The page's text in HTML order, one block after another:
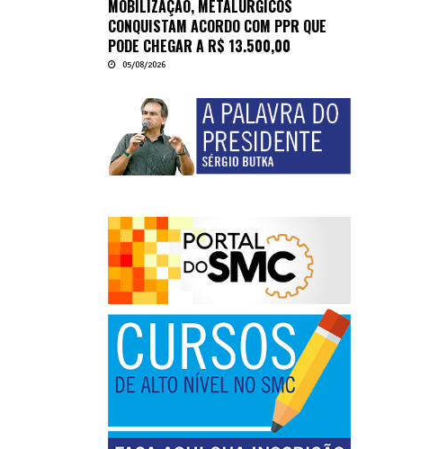
MOBILIZAÇÃO, METALÚRGICOS
CONQUISTAM ACORDO COM PPR QUE
PODE CHEGAR A R$ 13.500,00
05/08/2026